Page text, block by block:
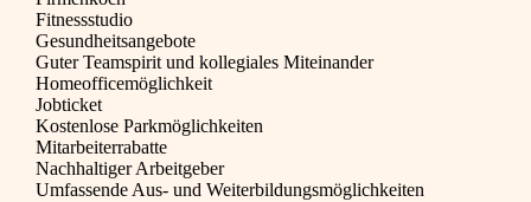
Fitnessstudio
Gesundheitsangebote
Guter Teamspirit und kollegiales Miteinander
Homeofficemöglichkeit
Jobticket
Kostenlose Parkmöglichkeiten
Mitarbeiterrabatte
Nachhaltiger Arbeitgeber
Umfassende Aus- und Weiterbildungsmöglichkeiten